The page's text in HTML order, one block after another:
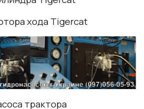
хода Tigercat
трактора